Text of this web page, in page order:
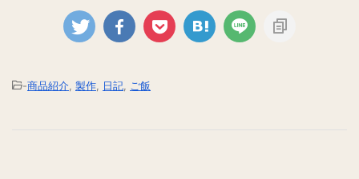
-商品紹介 製作 日記 ご飯